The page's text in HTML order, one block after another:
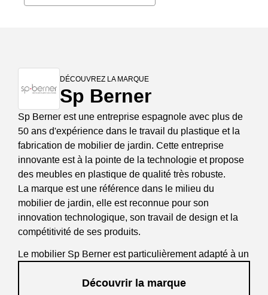
DÉCOUVREZ LA MARQUE
Sp Berner
Sp Berner est une entreprise espagnole avec plus de
50 ans d'expérience dans le travail du plastique et la
fabrication de mobilier de jardin. Cette entreprise
innovante est à la pointe de la technologie et propose
des meubles en plastique de qualité très robuste.
La marque est une référence dans le milieu du
mobilier de jardin, elle est reconnue pour son
innovation technologique, son travail de design et la
compétitivité de ses produits.
Le mobilier Sp Berner est particulièrement adapté à un
professionnels tels que les restaurants, bars,
Découvrir la marque